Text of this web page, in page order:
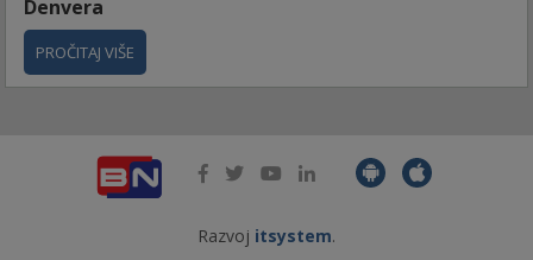
Denvera
PROČITAJ VIŠE
Razvoj itsystem.